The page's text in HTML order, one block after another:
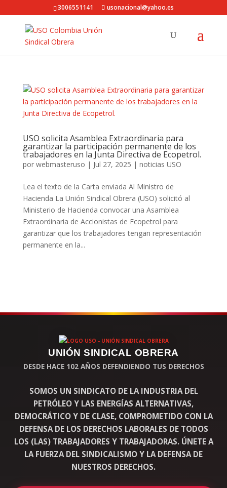
3006551141 usonacional@yahoo.es
USO solicita Asamblea Extraordinaria para
garantizar la participación permanente de los
trabajadores en la Junta Directiva de Ecopetrol.
por webmasteruso | Jul 27, 2025 | noticias USO
Lea el texto de la Carta enviada Al Ministro de
Hacienda La Unión Sindical Obrera (USO) solicitó al
Ministerio de Hacienda convocar una Asamblea
Extraordinaria de Accionistas de Ecopetrol para
garantizar que los trabajadores tengan representación
permanente en la...
UNIÓN SINDICAL OBRERA
DESDE HACE 102 AÑOS DEFENDIENDO TUS DERECHOS
SOMOS UN SINDICATO DE LA INDUSTRIA DEL
PETRÓLEO Y LAS ENERGÍAS ALTERNATIVAS,
DEMOCRÁTICO Y DE CLASE, COMPROMETIDO CON LA
DEFENSA DE LOS DERECHOS LABORALES DE TODOS
LOS (LAS) TRABAJADORES Y TRABAJADORAS. ÚNETE A
LA FUERZA DEL SINDICALISMO Y LA DEFENSA DE
NUESTROS DERECHOS.